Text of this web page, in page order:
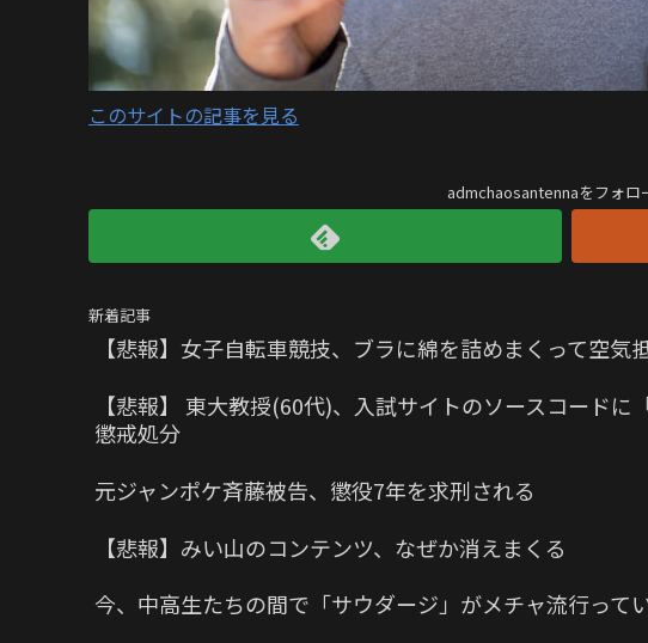
このサイトの記事を見る
admchaosantennaをフォロ
新着記事
【悲報】女子自転車競技、ブラに綿を詰めまくって空
【悲報】 東大教授(60代)、入試サイトのソースコード
懲戒処分
元ジャンポケ斉藤被告、懲役7年を求刑される
【悲報】みい山のコンテンツ、なぜか消えまくる
今、中高生たちの間で「サウダージ」がメチャ流行って